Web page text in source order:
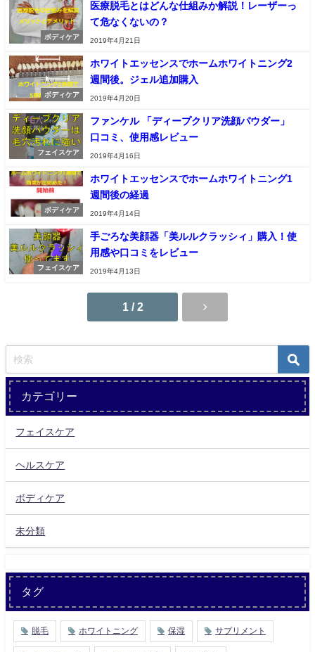
ボディケア
医療脱毛とはどんな仕組みか解説！レーザーっ
て危なくないの？
2019年4月21日
ボディケア
ホワイトエッセンスでホームホワイトニング2
週間後。ジェル追加購入
2019年4月20日
フェイスケア
ファンケル 「ディープクリア洗顔パウダー」
口コミ、使用感レビュー
2019年4月16日
ボディケア
ホワイトエッセンスでホームホワイトニング1
週間後の経過
2019年4月14日
フェイスケア
手ごろな美顔器「美ルルクラッシィ」購入！使
用感や口コミをレビュー
2019年4月13日
1 / 2
カテゴリー
フェイスケア
ヘルスケア
ボディケア
未分類
タグ
脱毛 ホワイトニング 保湿 サプリメント